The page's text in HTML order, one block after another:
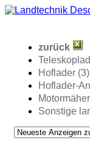
zurück
Hoflader (3)
Hoflader-
Sonstige